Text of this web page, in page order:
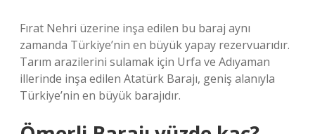
Fırat Nehri üzerine inşa edilen bu baraj aynı
zamanda Türkiye’nin en büyük yapay rezervuarıdır.
Tarım arazilerini sulamak için Urfa ve Adıyaman
illerinde inşa edilen Atatürk Barajı, geniş alanıyla
Türkiye’nin en büyük barajıdır.